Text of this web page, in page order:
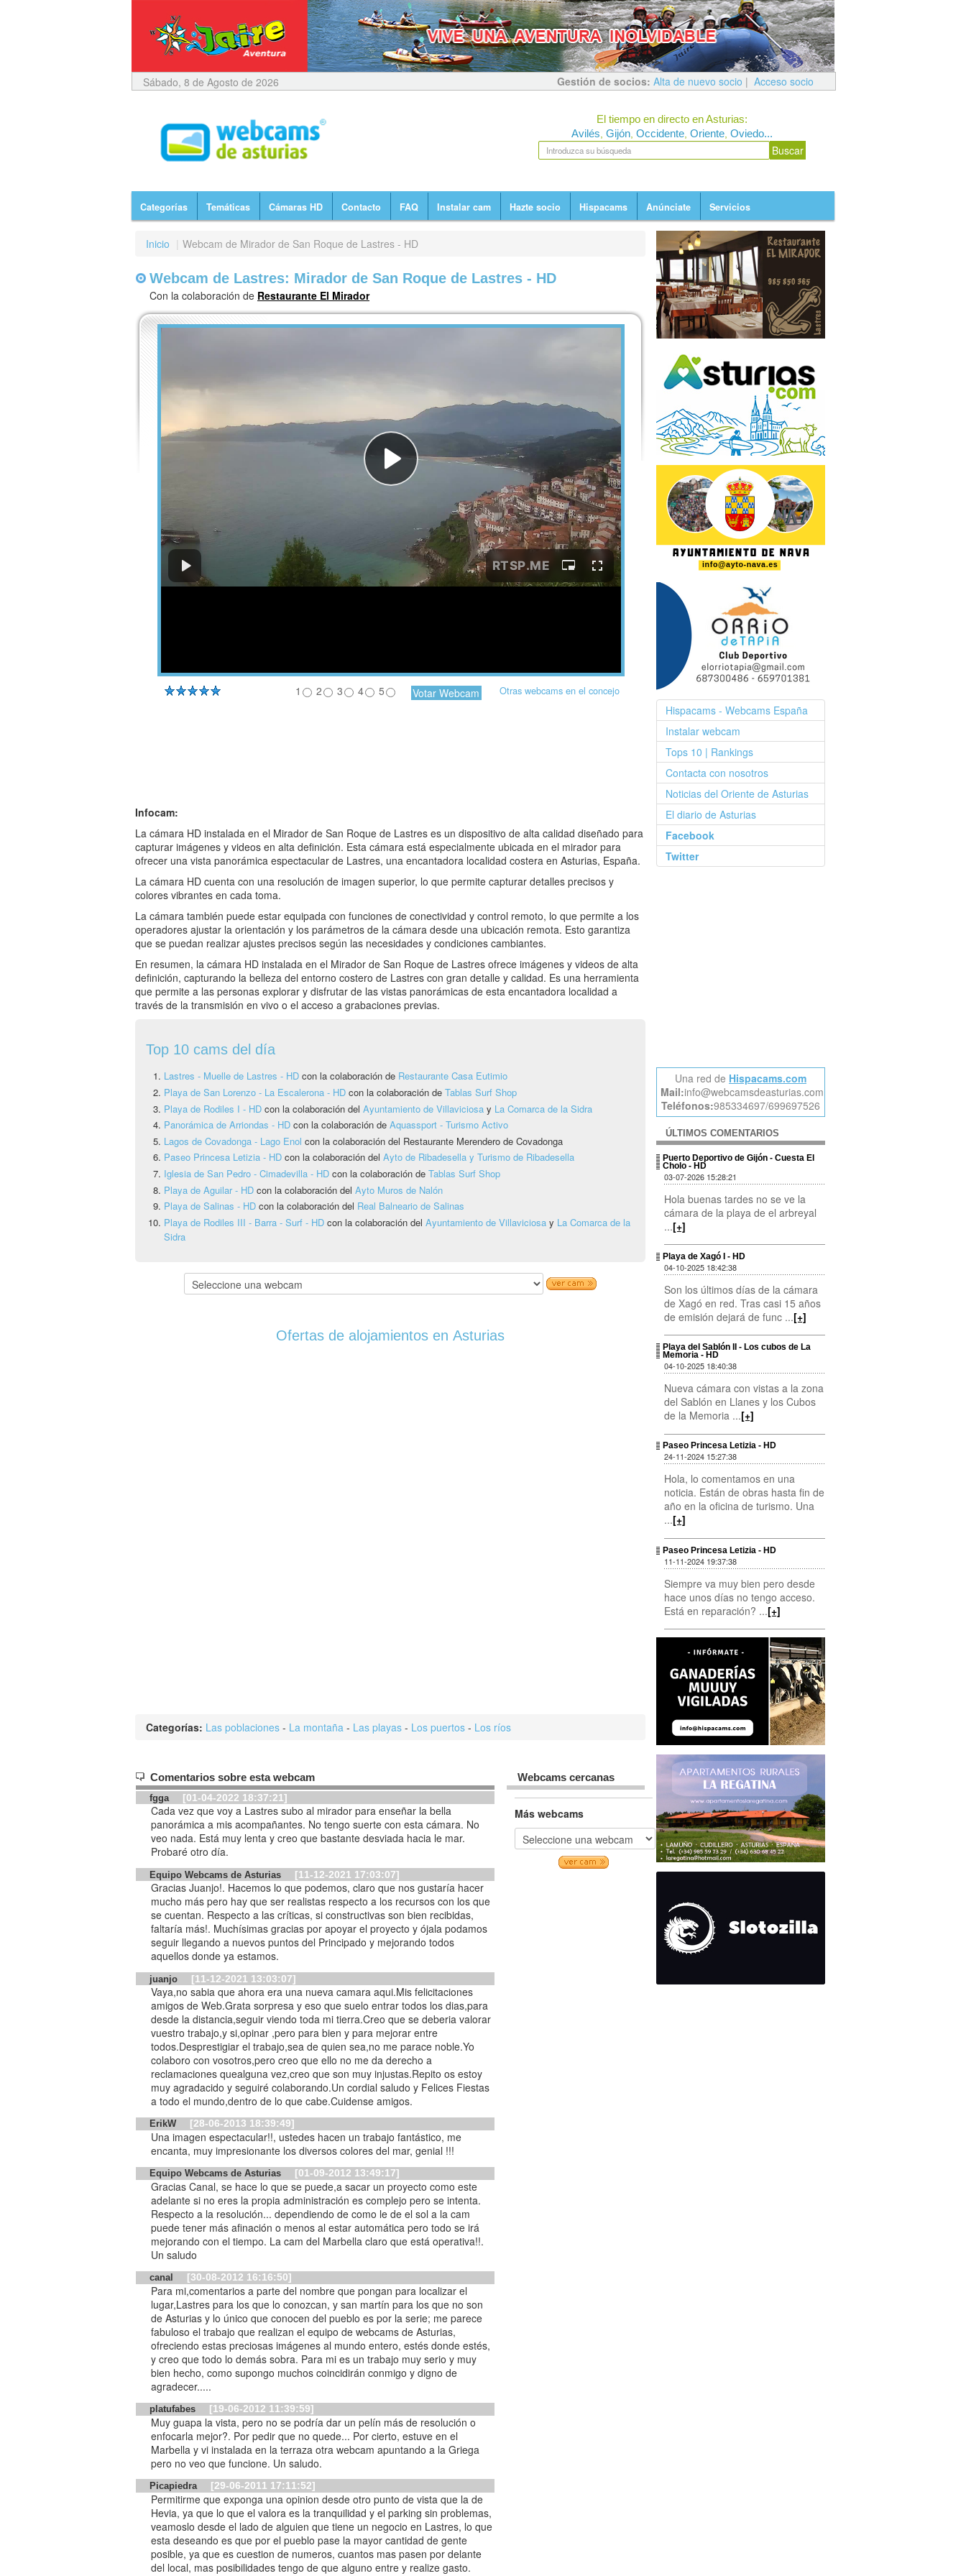
Sábado, 8 de Agosto de 2026 Acceso socio
Gestión de socios: Alta de nuevo socio |
El tiempo en directo en Asturias:
Avilés, Gijón, Occidente, Oriente, Oviedo...
Categorías Temáticas Cámaras HD Contacto FAQ Instalar cam Hazte socio Hispacams Anúnciate Servicios
Inicio | Webcam de Mirador de San Roque de Lastres - HD
Webcam de Lastres: Mirador de San Roque de Lastres - HD
Con la colaboración de Restaurante El Mirador
1 2 3 4 5 Otras webcams en el concejo
Infocam:
La cámara HD instalada en el Mirador de San Roque de Lastres es un dispositivo de alta calidad diseñado para
capturar imágenes y videos en alta definición. Esta cámara está especialmente ubicada en el mirador para
ofrecer una vista panorámica espectacular de Lastres, una encantadora localidad costera en Asturias, España.
La cámara HD cuenta con una resolución de imagen superior, lo que permite capturar detalles precisos y
colores vibrantes en cada toma.
La cámara también puede estar equipada con funciones de conectividad y control remoto, lo que permite a los
operadores ajustar la orientación y los parámetros de la cámara desde una ubicación remota. Esto garantiza
que se puedan realizar ajustes precisos según las necesidades y condiciones cambiantes.
En resumen, la cámara HD instalada en el Mirador de San Roque de Lastres ofrece imágenes y videos de alta
definición, capturando la belleza del entorno costero de Lastres con gran detalle y calidad. Es una herramienta
que permite a las personas explorar y disfrutar de las vistas panorámicas de esta encantadora localidad a
través de la transmisión en vivo o el acceso a grabaciones previas.
Top 10 cams del día
Lastres - Muelle de Lastres - HD con la colaboración de Restaurante Casa Eutimio
Playa de San Lorenzo - La Escalerona - HD con la colaboración de Tablas Surf Shop
Playa de Rodiles I - HD con la colaboración del Ayuntamiento de Villaviciosa y La Comarca de la Sidra
Panorámica de Arriondas - HD con la colaboración de Aquassport - Turismo Activo
Lagos de Covadonga - Lago Enol con la colaboración del Restaurante Merendero de Covadonga
Paseo Princesa Letizia - HD con la colaboración del Ayto de Ribadesella y Turismo de Ribadesella
Iglesia de San Pedro - Cimadevilla - HD con la colaboración de Tablas Surf Shop
Playa de Aguilar - HD con la colaboración del Ayto Muros de Nalón
Playa de Salinas - HD con la colaboración del Real Balneario de Salinas
Playa de Rodiles III - Barra - Surf - HD con la colaboración del Ayuntamiento de Villaviciosa y La Comarca de la
Sidra
Ofertas de alojamientos en Asturias
Categorías: Las poblaciones - La montaña - Las playas - Los puertos - Los ríos
Comentarios sobre esta webcam
fgga [01-04-2022 18:37:21]
Cada vez que voy a Lastres subo al mirador para enseñar la bella
panorámica a mis acompañantes. No tengo suerte con esta cámara. No
veo nada. Está muy lenta y creo que bastante desviada hacia le mar.
Probaré otro día.
Equipo Webcams de Asturias [11-12-2021 17:03:07]
Gracias Juanjo!. Hacemos lo que podemos, claro que nos gustaría hacer
mucho más pero hay que ser realistas respecto a los recursos con los que
se cuentan. Respecto a las críticas, si constructivas son bien recibidas,
faltaría más!. Muchísimas gracias por apoyar el proyecto y ójala podamos
seguir llegando a nuevos puntos del Principado y mejorando todos
aquellos donde ya estamos.
juanjo [11-12-2021 13:03:07]
Vaya,no sabia que ahora era una nueva camara aqui.Mis felicitaciones
amigos de Web.Grata sorpresa y eso que suelo entrar todos los dias,para
desde la distancia,seguir viendo toda mi tierra.Creo que se deberia valorar
vuestro trabajo,y si,opinar ,pero para bien y para mejorar entre
todos.Desprestigiar el trabajo,sea de quien sea,no me parace noble.Yo
colaboro con vosotros,pero creo que ello no me da derecho a
reclamaciones quealguna vez,creo que son muy injustas.Repito os estoy
muy agradacido y seguiré colaborando.Un cordial saludo y Felices Fiestas
a todo el mundo,dentro de lo que cabe.Cuidense amigos.
ErikW [28-06-2013 18:39:49]
Una imagen espectacular!!, ustedes hacen un trabajo fantástico, me
encanta, muy impresionante los diversos colores del mar, genial !!!
Equipo Webcams de Asturias [01-09-2012 13:49:17]
Gracias Canal, se hace lo que se puede,a sacar un proyecto como este
adelante si no eres la propia administración es complejo pero se intenta.
Respecto a la resolución... dependiendo de como le de el sol a la cam
puede tener más afinación o menos al estar automática pero todo se irá
mejorando con el tiempo. La cam del Marbella claro que está operativa!!.
Un saludo
canal [30-08-2012 16:16:50]
Para mi,comentarios a parte del nombre que pongan para localizar el
lugar,Lastres para los que lo conozcan, y san martín para los que no son
de Asturias y lo único que conocen del pueblo es por la serie; me parece
fabuloso el trabajo que realizan el equipo de webcams de Asturias,
ofreciendo estas preciosas imágenes al mundo entero, estés donde estés,
y creo que todo lo demás sobra. Para mi es un trabajo muy serio y muy
bien hecho, como supongo muchos coincidirán conmigo y digno de
agradecer.....
platufabes [19-06-2012 11:39:59]
Muy guapa la vista, pero no se podría dar un pelín más de resolución o
enfocarla mejor?. Por pedir que no quede... Por cierto, estuve en el
Marbella y vi instalada en la terraza otra webcam apuntando a la Griega
pero no veo que funcione. Un saludo.
Picapiedra [29-06-2011 17:11:52]
Permitirme que exponga una opinion desde otro punto de vista que la de
Hevia, ya que lo que el valora es la tranquilidad y el parking sin problemas,
veamoslo desde el lado de alguien que tiene un negocio en Lastres, lo que
esta deseando es que por el pueblo pase la mayor cantidad de gente
posible, ya que es cuestion de numeros, cuantos mas pasen por delante
del local, mas posibilidades tengo de que alguno entre y realize gasto.
Webcams cercanas
Más webcams
Hispacams - Webcams España
Instalar webcam
Tops 10 | Rankings
Contacta con nosotros
Noticias del Oriente de Asturias
El diario de Asturias
Facebook
Twitter
Una red de Hispacams.com
Mail:info@webcamsdeasturias.com
Teléfonos:985334697/699697526
ÚLTIMOS COMENTARIOS
Puerto Deportivo de Gijón - Cuesta El
Cholo - HD
03-07-2026 15:28:21
Hola buenas tardes no se ve la
cámara de la playa de el arbreyal
...[+]
Playa de Xagó I - HD
04-10-2025 18:42:38
Son los últimos días de la cámara
de Xagó en red. Tras casi 15 años
de emisión dejará de func ...[+]
Playa del Sablón II - Los cubos de La
Memoria - HD
04-10-2025 18:40:38
Nueva cámara con vistas a la zona
del Sablón en Llanes y los Cubos
de la Memoria ...[+]
Paseo Princesa Letizia - HD
24-11-2024 15:27:38
Hola, lo comentamos en una
noticia. Están de obras hasta fin de
año en la oficina de turismo. Una
...[+]
Paseo Princesa Letizia - HD
11-11-2024 19:37:38
Siempre va muy bien pero desde
hace unos días no tengo acceso.
Está en reparación? ...[+]